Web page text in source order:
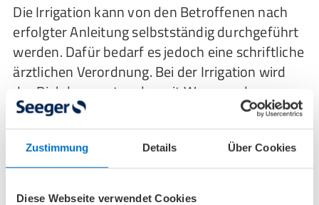
Zustimmung Details Über Cookies
Diese Webseite verwendet Cookies
Die Irrigation kann von den Betroffenen nach
erfolgter Anleitung selbstständig durchgeführt
werden. Dafür bedarf es jedoch eine schriftliche
ärztlichen Verordnung. Bei der Irrigation wird
der Dickdarm entweder mit Wasser oder
Elektrolytlösung befüllt. Dadurch dehnt sich
der Darm aus und die Peristaltik wird angeregt.
Der vorhandene Stuhl rutscht in Richtung des
Stomas und wird nach draußen befördert.
Daraus resultiert eine entleerungsfreie Zeit, die